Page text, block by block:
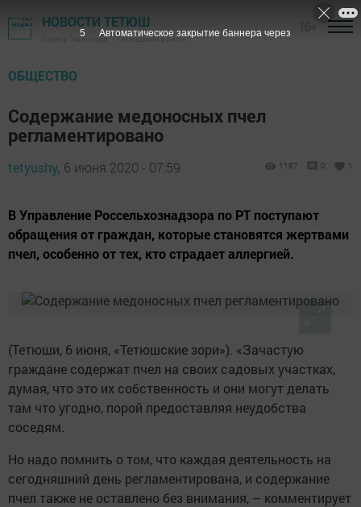
НОВОСТИ ТЕТЮШ
Газета "Авангард" - Тетюшский район
ОБЩЕСТВО
Содержание медоносных пчел
регламентировано
tetyushy, 6 июня 2020 - 07:59 1187 0 1
В Управление Россельхознадзора по РТ поступают
обращения от граждан, которые становятся жертвами
пчел, особенно от тех, кто страдает аллергией.
(Тетюши, 6 июня, «Тетюшские зори»). «Зачастую
граждане содержат пчел на своих садовых участках,
думая, что это их собственность и они могут делать
там что угодно, порой предоставляя неудобства
соседям.
Но надо помнить о том, что каждая деятельность на
сегодняшний день регламентирована, и содержание
пчел также не оставлено без внимания, – комментирует
4 Автоматическое закрытие баннера через